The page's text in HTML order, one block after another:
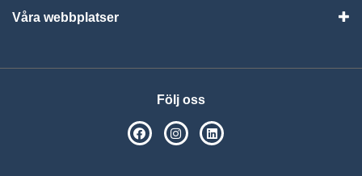
Våra webbplatser
Följ oss
SPSM på Facebook
SPSM på Instagram